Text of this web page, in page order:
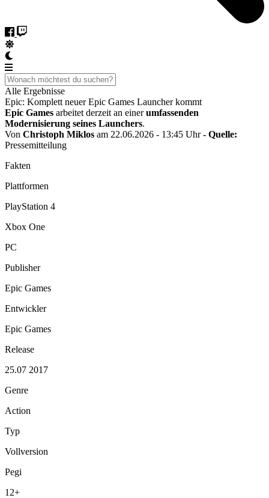
Alle Ergebnisse
Epic: Komplett neuer Epic Games Launcher kommt
Epic Games arbeitet derzeit an einerumfassenden
Modernisierung seines Launchers.
Von Christoph Miklos am 22.06.2026 - 13:45 Uhr- Quelle:
Pressemitteilung
Fakten
Plattformen
PlayStation 4
Xbox One
PC
Publisher
Epic Games
Entwickler
Epic Games
Release
25.07 2017
Genre
Action
Typ
Vollversion
Pegi
12+